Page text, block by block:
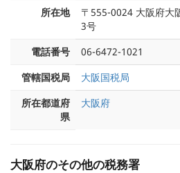
所在地
〒555-0024 大阪府大
3号
電話番号
06-6472-1021
管轄国税局
大阪国税局
所在都道府
県
大阪府
大阪府のその他の税務署